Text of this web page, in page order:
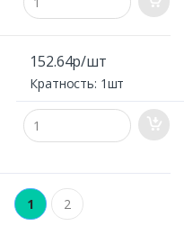
152.64р/шт
Кратность: 1шт
1 2